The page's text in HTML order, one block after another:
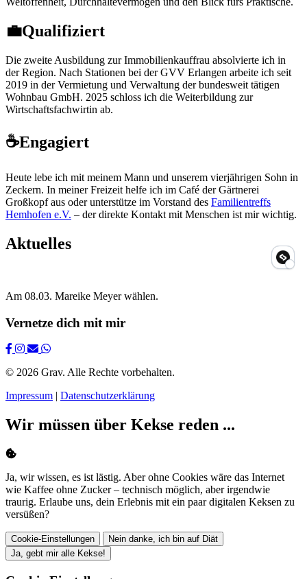
💼Qualifiziert
Die zweite Ausbildung zurImmobilienkauffrau absolvierte ich in
der Region. Nach Stationen bei der GVV Erlangen arbeite ich seit
2019 in der Vermietung und Verwaltung der bundesweit tätigen
Wohnbau GmbH. 2025 schloss ich die Weiterbildung zur
Wirtschaftsfachwirtin ab.
☕Engagiert
Heute lebe ich mit meinem Mann und unserem vierjährigen Sohn in
Zeckern. In meiner Freizeit helfe ich im Café der Gärtnerei
Großkopfaus oder unterstütze im Vorstand des Familientreffs
Hemhofen e.V. – der direkte Kontakt mit Menschen ist mir wichtig.
Aktuelles
Am 08.03. Mareike Meyer wählen.
Vernetze dich mit mir
© 2026 Grav. Alle Rechte vorbehalten.
Impressum | Datenschutzerklärung
Wir müssen über Kekse reden ...
Ja, wir wissen, es ist lästig. Aber ohne Cookies wäre das Internet
wie Kaffee ohne Zucker – technisch möglich, aber irgendwie
traurig. Erlaube uns, dein Erlebnis mit ein paar digitalen Keksen zu
versüßen?
Cookie-Einstellungen
Nein danke, ich bin auf Diät
Ja, gebt mir alle Kekse!